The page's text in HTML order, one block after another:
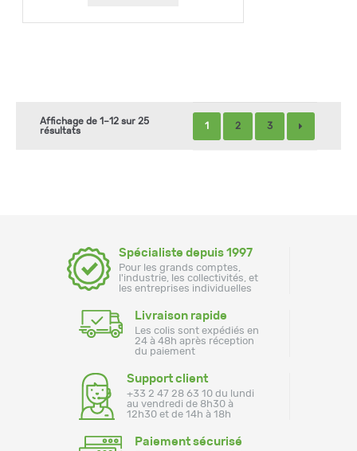
Affichage de 1–12 sur 25
résultats
1 2 3
Spécialiste depuis 1997
Pour les grands comptes,
l'industrie, les collectivités, et
les entreprises individuelles
Livraison rapide
Les colis sont expédiés en
24 à 48h après réception
du paiement
Support client
+33 2 47 28 63 10 du lundi
au vendredi de 8h30 à
12h30 et de 14h à 18h
Paiement sécurisé